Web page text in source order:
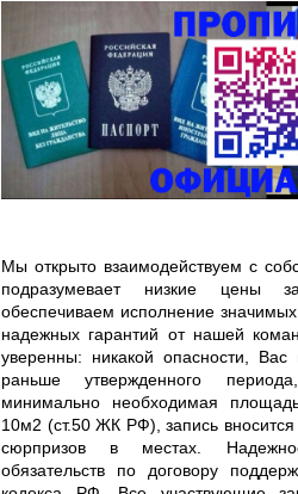
Мы открыто взаимодействуем с
подразумевает низкие цены
обеспечиваем исполнение
надежных гарантий от нашей
уверенны: никакой опасности,
раньше утвержденного
минимально необходимая
10м2 (ст.50 ЖК РФ), запись вносится
сюрпризов в местах.
обязательств по договору